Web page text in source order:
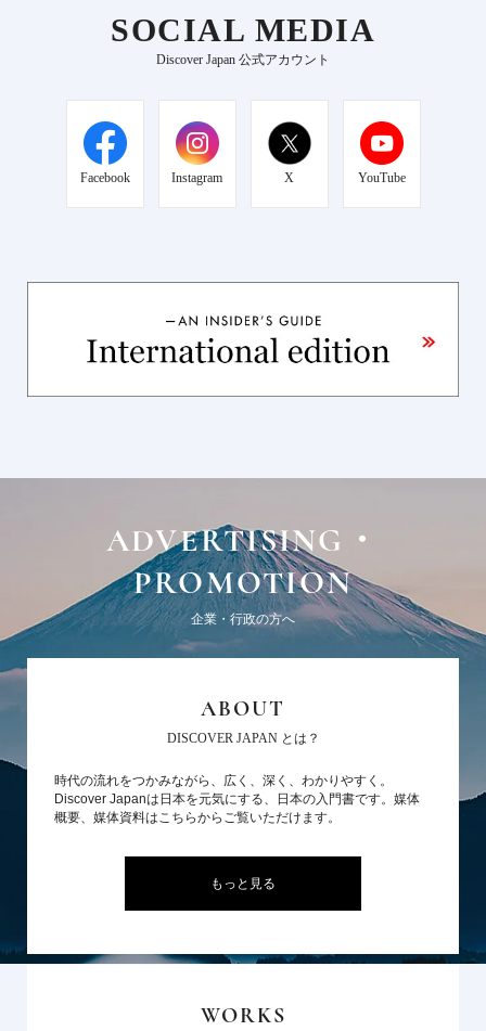
SOCIAL MEDIA
Discover Japan 公式アカウント
Facebook Instagram X YouTube
ADVERTISING・
PROMOTION
企業・行政の方へ
ABOUT
DISCOVER JAPAN とは？
時代の流れをつかみながら、広く、深く、わかりやすく。
Discover Japanは日本を元気にする、日本の入門書です。媒体
概要、媒体資料はこちらからご覧いただけます。
もっと見る
WORKS